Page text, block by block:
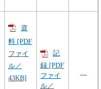
資
料 [PDF
ファイ
ル／
43KB]
記
録 [PDF
ファイ
ル／
―